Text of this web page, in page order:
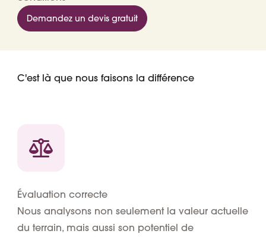
Demandez un devis gratuit
C'est là que nous faisons la différence
Évaluation correcte
Nous analysons non seulement la valeur actuelle
du terrain, mais aussi son potentiel de